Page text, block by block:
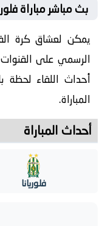
بث مباشر مباراة
يمكن لعشاق كرة
الرسمي على القنوات
أحداث اللقاء لحظة
المباراة.
أحداث المباراة
فلوريانا